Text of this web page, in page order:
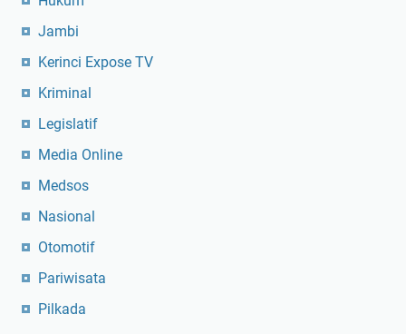
Jambi
Kerinci Expose TV
Kriminal
Legislatif
Media Online
Medsos
Nasional
Otomotif
Pariwisata
Pilkada